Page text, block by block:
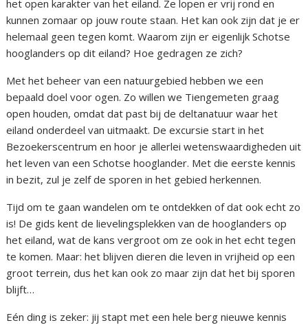
het open karakter van het eiland. Ze lopen er vrij rond en
kunnen zomaar op jouw route staan. Het kan ook zijn dat je er
helemaal geen tegen komt. Waarom zijn er eigenlijk Schotse
hooglanders op dit eiland? Hoe gedragen ze zich?
Met het beheer van een natuurgebied hebben we een
bepaald doel voor ogen. Zo willen we Tiengemeten graag
open houden, omdat dat past bij de deltanatuur waar het
eiland onderdeel van uitmaakt. De excursie start in het
Bezoekerscentrum en hoor je allerlei wetenswaardigheden uit
het leven van een Schotse hooglander. Met die eerste kennis
in bezit, zul je zelf de sporen in het gebied herkennen.
Tijd om te gaan wandelen om te ontdekken of dat ook echt zo
is! De gids kent de lievelingsplekken van de hooglanders op
het eiland, wat de kans vergroot om ze ook in het echt tegen
te komen. Maar: het blijven dieren die leven in vrijheid op een
groot terrein, dus het kan ook zo maar zijn dat het bij sporen
blijft…
Eén ding is zeker: jij stapt met een hele berg nieuwe kennis